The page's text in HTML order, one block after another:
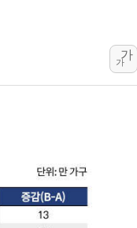
연일 폭염
中 전방위
인제 용대
동해시,
강원 중·남
청양 밭에
李대통령,
'호우 특보'
주말 무더위
가
가